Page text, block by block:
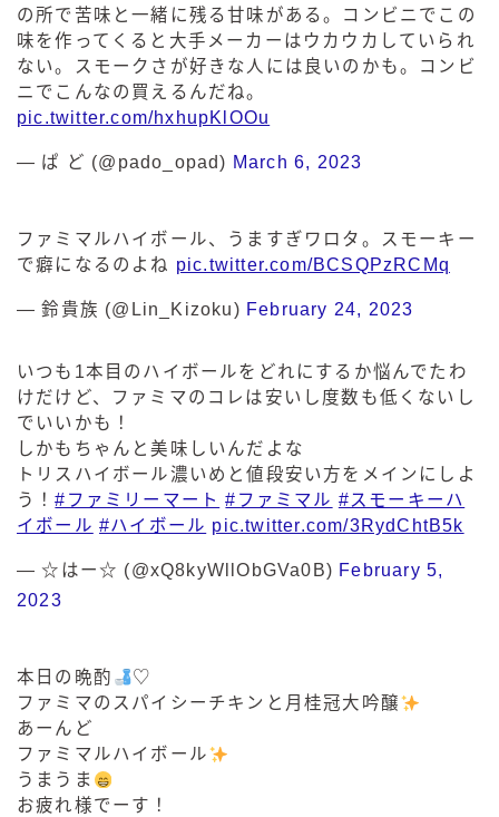
の所で苦味と一緒に残る甘味がある。コンビニでこの
味を作ってくると大手メーカーはウカウカしていられ
ない。スモークさが好きな人には良いのかも。コンビ
ニでこんなの買えるんだね。
pic.twitter.com/hxhupKlOOu
— ぱ ど (@pado_opad) March 6, 2023
ファミマルハイボール、うますぎワロタ。スモーキー
で癖になるのよね pic.twitter.com/BCSQPzRCMq
— 鈴貴族 (@Lin_Kizoku) February 24, 2023
いつも1本目のハイボールをどれにするか悩んでたわ
けだけど、ファミマのコレは安いし度数も低くないし
でいいかも！
しかもちゃんと美味しいんだよな
トリスハイボール濃いめと値段安い方をメインにしよ
う！#ファミリーマート #ファミマル #スモーキーハ
イボール #ハイボール pic.twitter.com/3RydChtB5k
— ☆はー☆ (@xQ8kyWllObGVa0B) February 5,
2023
本日の晩酌
♡
ファミマのスパイシーチキンと月桂冠大吟醸
あーんど
ファミマルハイボール
うまうま
お疲れ様でーす！